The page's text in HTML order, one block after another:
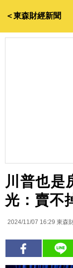
＜東森財經新聞
川普也是
光：賣不
2024/11/07 16:29 東森